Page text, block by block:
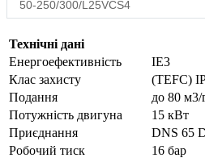
50-250/300/L25VCS4
Технічні дані
Енергоефективність
IE3
Клас захисту
(TEFC)
Подання
до 80 м3/
Потужність двигуна
15 кВт
Приєднання
DNS 65
Робочий тиск
16 бар